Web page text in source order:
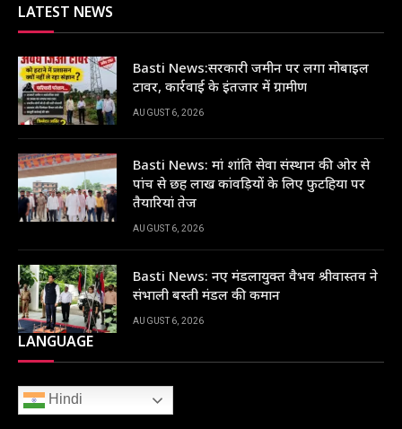
LATEST NEWS
Basti News:सरकारी जमीन पर लगा मोबाइल
टावर, कार्रवाई के इंतजार में ग्रामीण
AUGUST 6, 2026
Basti News: मां शांति सेवा संस्थान की ओर से
पांच से छह लाख कांवड़ियों के लिए फुटहिया पर
तैयारियां तेज
AUGUST 6, 2026
Basti News: नए मंडलायुक्त वैभव श्रीवास्तव ने
संभाली बस्ती मंडल की कमान
AUGUST 6, 2026
LANGUAGE
Hindi